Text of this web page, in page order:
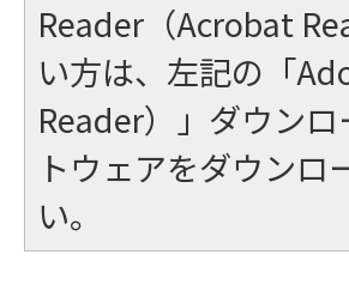
Reader（Acrobat
い方は、左記の「
Reader）」ダウン
トウェアをダウン
い。